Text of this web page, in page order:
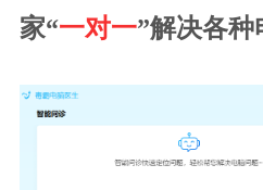
家“一对一”解决各种